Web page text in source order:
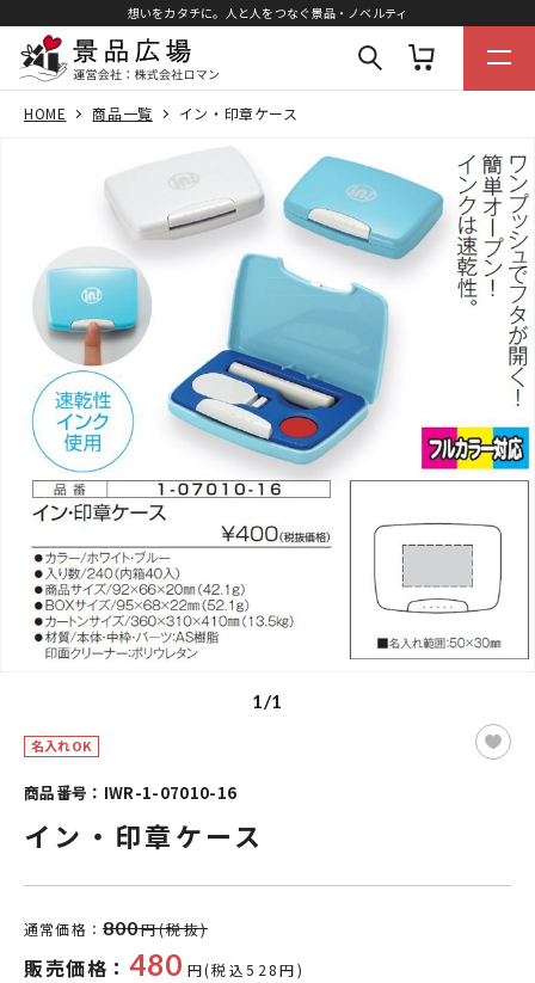
想いをカタチに。人と人をつなぐ景品・ノベルティ
HOME 商品一覧 イン・印章ケース
1/1
名入れOK
商品番号：IWR-1-07010-16
イン・印章ケース
通常価格： 800円(税抜)
販売価格： 480 円(税込528円)